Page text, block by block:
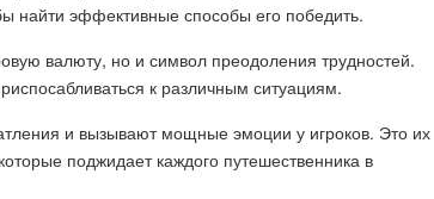
найти эффективные способы его победить.
валюту, но и символ преодоления трудностей.
к различным ситуациям.
и вызывают мощные эмоции у игроков. Это их
поджидает каждого путешественника в